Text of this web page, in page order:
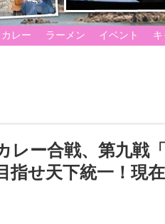
カレー ラーメン イベント
レー合戦、第九戦
指せ天下統一！現